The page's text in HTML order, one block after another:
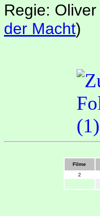
Regie:
der Macht)
Filme
2